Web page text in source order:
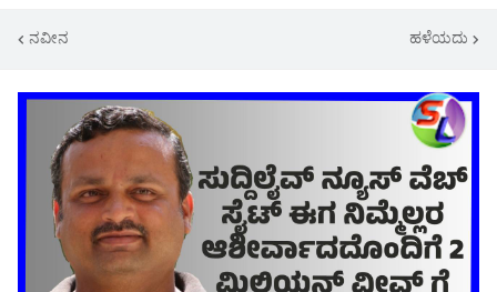
ನವೀನ ಹಳೆಯದು